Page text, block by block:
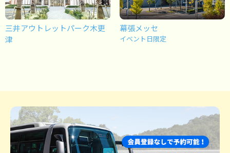
三井アウトレットパーク木更
津
幕張メッセ
イベント日限定